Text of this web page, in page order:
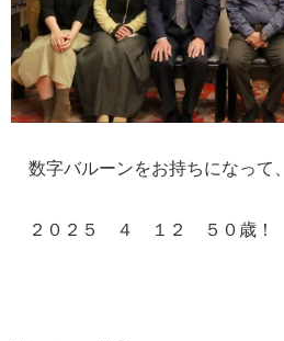
数字バルーンをお持ちになって、
２０２５ ４ １２ ５０歳！